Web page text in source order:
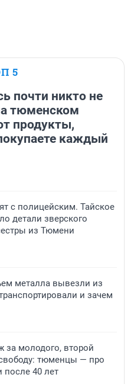
5
почти никто не
тюменском
продукты,
каждый
с полицейским. Тайское
детали зверского
из Тюмени
металла вывезли из
и зачем
молодого, второй
тюменцы — про
40 лет